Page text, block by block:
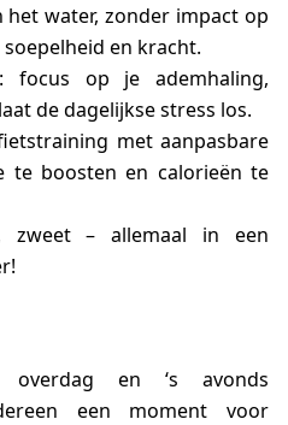
het water, zonder impact op
en kracht.
: focus op je ademhaling,
de dagelijkse stress los.
met aanpasbare
te boosten en calorieën te
zweet – allemaal in een
overdag en ‘s avonds
een moment voor